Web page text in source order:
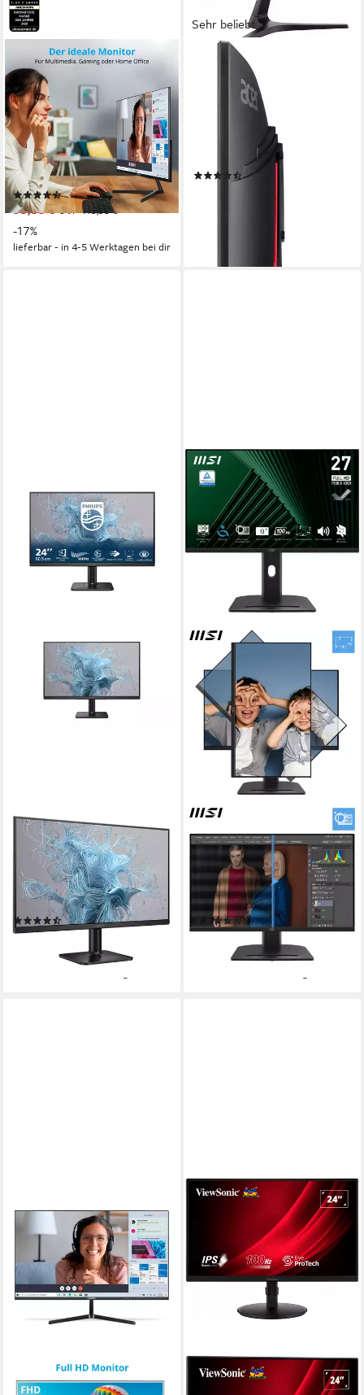
MEDION®
Widescreen Monitor
MEDION® AKOYA® P52218
(MD 20150) Gaming-Monitor
54.6 cm/ 21.5 Zoll Diagonale
1920x1080 px, 1080p Full HD Auflösung
14 ms Reaktionszeit
Produktdatenblatt
(7)
99,95 € UVP119,95 €
-17%
lieferbar - in 4-5 Werktagen bei dir
Sehr beliebt
Nitro ED240QP0bi Curved-
LED-Monitor
59,9 cm/ 23,6 Zoll
1920 x 1080 px, Full HD
Reaktionszeit
Produktdatenblatt
(40)
lieferbar - in 1-2 Werktagen bei dir
PHILIPS
24E2N1100LB LCD-Monitor
60,5 cm/ 24 Zoll Diagonale
1920 x 1080 px, Full HD Auflösung
1 ms Reaktionszeit
Produktdatenblatt
(11)
ab 67,30 €
PRO MP275PG LED-Monitor
69 cm/ 27 Zoll Diagonale
1920 x 1080 px, Full HD
Auflösung
1 ms Reaktionszeit
Produktdatenblatt
(15)
97,68 €